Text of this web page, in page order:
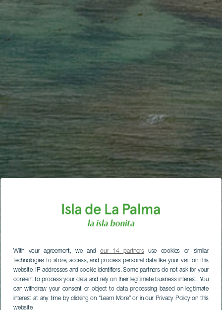
With your agreement, we andour 14 partnersuse cookies or similar
technologies to store, access, and process personal data like your visit on this
website, IP addresses and cookie identifiers. Some partners do not ask for your
consent to process your data and rely on their legitimate business interest. You
can withdraw your consent or object to data processing based on legitimate
interest at any time by clicking on “Learn More” or in our Privacy Policy on this
website.